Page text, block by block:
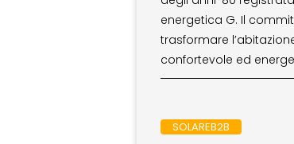
energetica G. Il
trasformare
confortevole ed
SOLAREB2B